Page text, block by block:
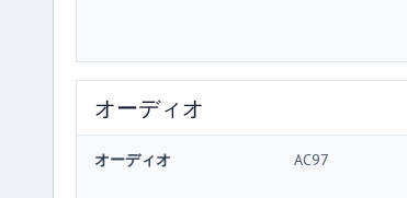
オーディオ
オーディオ AC97